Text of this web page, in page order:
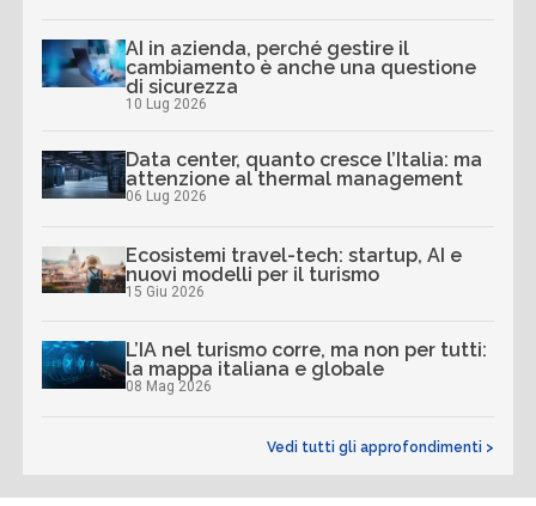
AI in azienda, perché gestire il
cambiamento è anche una questione
di sicurezza
10 Lug 2026
Data center, quanto cresce l’Italia: ma
attenzione al thermal management
06 Lug 2026
Ecosistemi travel-tech: startup, AI e
nuovi modelli per il turismo
15 Giu 2026
L’IA nel turismo corre, ma non per tutti:
la mappa italiana e globale
08 Mag 2026
Vedi tutti gli approfondimenti >